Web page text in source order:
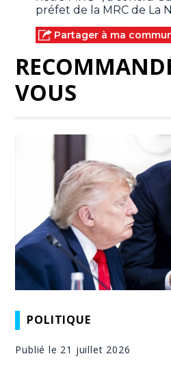
préfet de la MRC de La
Partager à ma
VOUS
POLITIQUE
Publié le 21 juillet 2026